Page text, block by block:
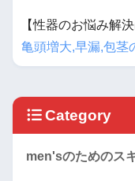
【性器のお悩み解
亀頭増大,早漏,包茎
Category
men'sのためのス